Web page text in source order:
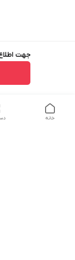
جهت
خانه